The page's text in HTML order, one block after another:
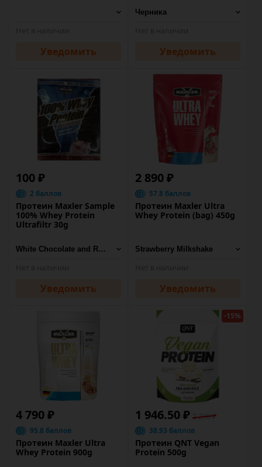
Уведомить Уведомить
100 ₽
2 баллов
Протеин Maxler Sample
100% Whey Protein
Ultrafiltr 30g
Уведомить
2 890 ₽
57.8 баллов
Протеин Maxler Ultra
Whey Protein (bag) 450g
Уведомить
4 790 ₽
95.8 баллов
Протеин Maxler Ultra
Whey Protein 900g
-15%
1 946.50 ₽ 2 290 ₽
38.93 баллов
Протеин QNT Vegan
Protein 500g